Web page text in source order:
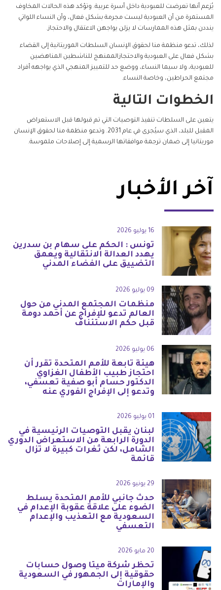
يُزعم أنها تعرضت للعبودية داخل أسرة عربية. وتؤكد هذه الحالات المخاوف
المستمرة من أن العبودية ليست مجرمة بشكل فعال، وأن النساء اللواتي
ينددن بمثل هذه الممارسات لا يزلن يواجهن الاعتقال والاحتجاز.
لذلك، تدعو منظمة منا لحقوق الإنسان السلطات الموريتانية إلى القضاء
بشكل فعال على العبودية والاحتجازالممنهج للناشطين المناهضين
للعبودية، ولا سيما النساء، ووضع حد للتمييز المنهجي الذي يواجهه أفراد
مجتمع الحراطين، وخاصة النساء.
الخطوات التالية
يتعين على السلطات تنفيذ التوصيات التي تم قبولها قبل الاستعراض
المقبل للبلد، الذي سيُجرى في عام 2031. وتدعو منظمة منا لحقوق الإنسان
موريتانيا إلى ضمان ترجمة موافقاتها الرسمية إلى إصلاحات ملموسة.
آخر الأخبار
16 يوليو 2026
تونس : الحكم على سهام بن سدرين
يهدد العدالة الانتقالية ويعمق
التضييق على الفضاء المدني
09 يوليو 2026
منظمات المجتمع المدني من حول
العالم تدعو للإفراج عن أحمد دومة
قبل حكم الاستئناف
06 يوليو 2026
هيئة تابعة للأمم المتحدة تقرر أن
احتجاز طبيب الأطفال الغزاوي
الدكتور حسام أبو صفية تعسفي،
وتدعو إلى الإفراج الفوري عنه
01 يوليو 2026
لبنان يقبل التوصيات الرئيسية في
الدورة الرابعة من الاستعراض الدوري
الشامل، لكن ثغرات كبيرة لا تزال
قائمة
29 يونيو 2026
حدث جانبي للأمم المتحدة يسلط
الضوء على علاقة عقوبة الإعدام في
السعودية مع التعذيب والإعدام
التعسفي
20 مايو 2026
تحظر شركة ميتا وصول حسابات
حقوقية إلى الجمهور في السعودية
والإمارات